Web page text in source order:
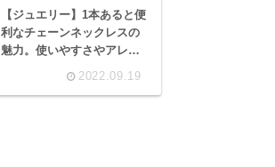
【ジュエリー】1本あると便
利なチェーンネックレスの
魅力。使いやすさやアレン
2022.09.19